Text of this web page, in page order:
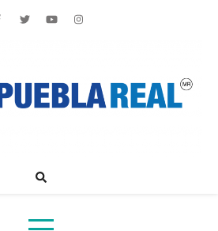
Puebla, México y el mundo